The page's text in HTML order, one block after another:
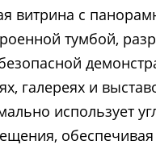
витрина с
тумбой,
галереях и
использует